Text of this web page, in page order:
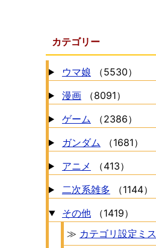
カテゴリー
ウマ娘
（5530）
漫画
（8091）
ゲーム
（2386）
ガンダム
（1681）
アニメ
（413）
二次系雑多
（1144）
その他
（1419）
≫ カテゴリ設定ミス